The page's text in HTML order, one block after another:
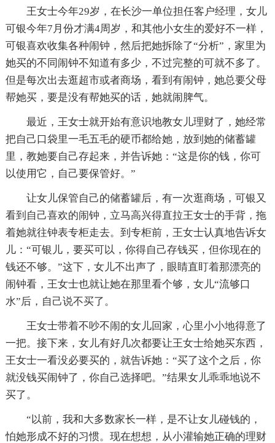
王女士今年29岁，在长沙一单位担任客户经理，女儿
可银今年7月份才满4周岁，和其他小女生的爱好不一样，
可银喜欢收集各种闹钟，然后把她拆除了“分析”，家里为
她买的不同闹钟不知道有多少，不过完整的可就不多了。
但是每次出去逛超市或者商场，看到有闹钟，她总要父母
帮她买，要是没有帮她买的话，她就闹脾气。
最近，王女士就开始有意识地教女儿理财了，她经常
把自己口袋里一毛五毛的硬币都给她，放到她的储蓄罐
里，教她要自己存起来，并告诉她：“这是你的钱，你可
以使用它，自己要保管好。”
让女儿保管自己的储蓄罐后，有一次逛商场，可银又
看到自己喜欢的闹钟，立马高兴得直拉王女士的手背，拖
着她就往钟表专柜走去。到专柜前，王女士认真地告诉女
儿：“可银儿，要买可以，你得自己存钱买，但你现在的
钱还不够。”这下，女儿不出声了，眼睛直盯着那漂亮的
闹钟看，王女士也就让她在那里看个够，女儿“流够口
水”后，自己说不买了。
王女士带着不吵不闹的女儿回家，心里小小地得意了
一把。接下来，女儿有好几次都要让王女士给她买东西，
王女士一看没必要买的，就告诉她：“买了这个之后，你
就没钱买闹钟了，你自己选择吧。”结果女儿乖乖地说不
买了。
“以前，我和大多数家长一样，是不让女儿碰钱的，
怕她形成不好的习惯。现在想想，从小灌输她正确的理财